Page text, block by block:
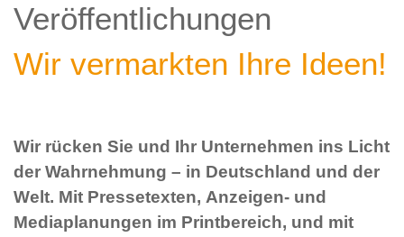
Veröffentlichungen
Wir vermarkten Ihre Ideen!
Wir rücken Sie und Ihr Unternehmen ins Licht
der Wahrnehmung – in Deutschland und der
Welt. Mit Pressetexten, Anzeigen- und
Mediaplanungen im Printbereich, und mit